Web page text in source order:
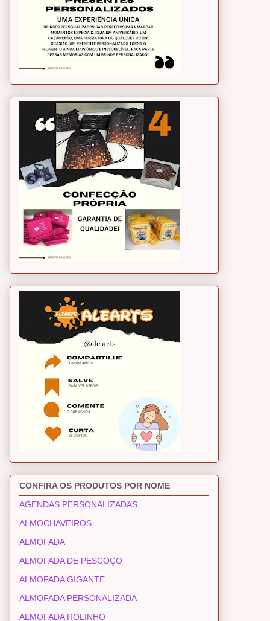
CONFIRA OS PRODUTOS POR NOME
AGENDAS PERSONALIZADAS
ALMOCHAVEIROS
ALMOFADA
ALMOFADA DE PESCOÇO
ALMOFADA GIGANTE
ALMOFADA PERSONALIZADA
ALMOFADA ROLINHO